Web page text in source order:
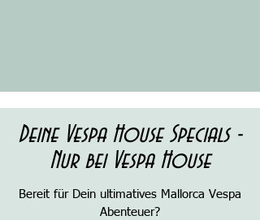
Deine Vespa House Specials -
Nur bei Vespa House
Bereit für Dein ultimatives Mallorca Vespa
Abenteuer?